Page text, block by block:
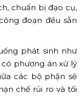
chuẩn bị đạo cụ,
đoạn đều sẵn
phát sinh như
phương án xử lý
các bộ phận sẽ
chế rủi ro và tối